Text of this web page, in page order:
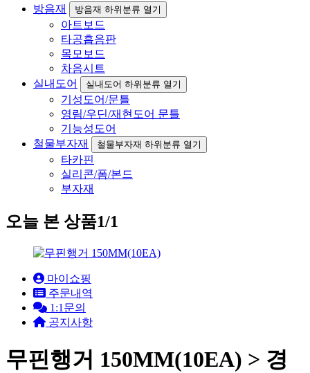
방음재
방음재 하위분류 열기
아트보드
타공흡음판
목모보드
차음시트
실내도어
실내도어 하위분류 열기
기성도어/문틀
영림/우딘/재현도어 문틀
기능성도어
철물부자재
철물부자재 하위분류 열기
타카핀
실리콘/폼/본드
부자재
오늘 본 상품1/1
마이쇼핑
주문내역
1:1문의
공지사항
무핀행거 150MM(10EA) > 경